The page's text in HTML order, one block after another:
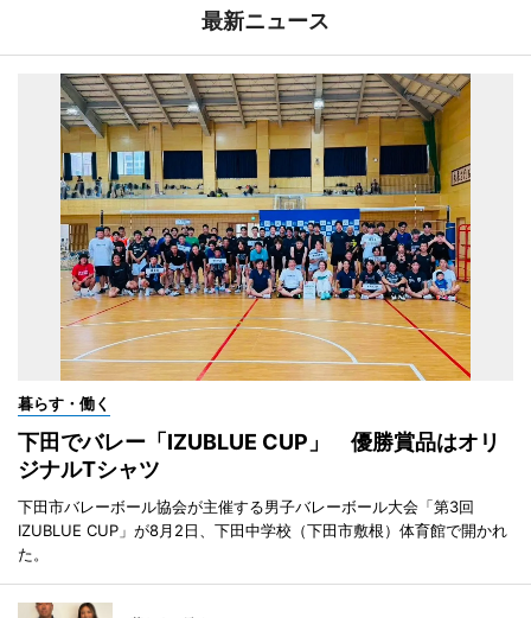
最新ニュース
暮らす・働く
下田でバレー「IZUBLUE CUP」 優勝賞品はオリ
ジナルTシャツ
下田市バレーボール協会が主催する男子バレーボール大会「第3回
IZUBLUE CUP」が8月2日、下田中学校（下田市敷根）体育館で開かれ
た。